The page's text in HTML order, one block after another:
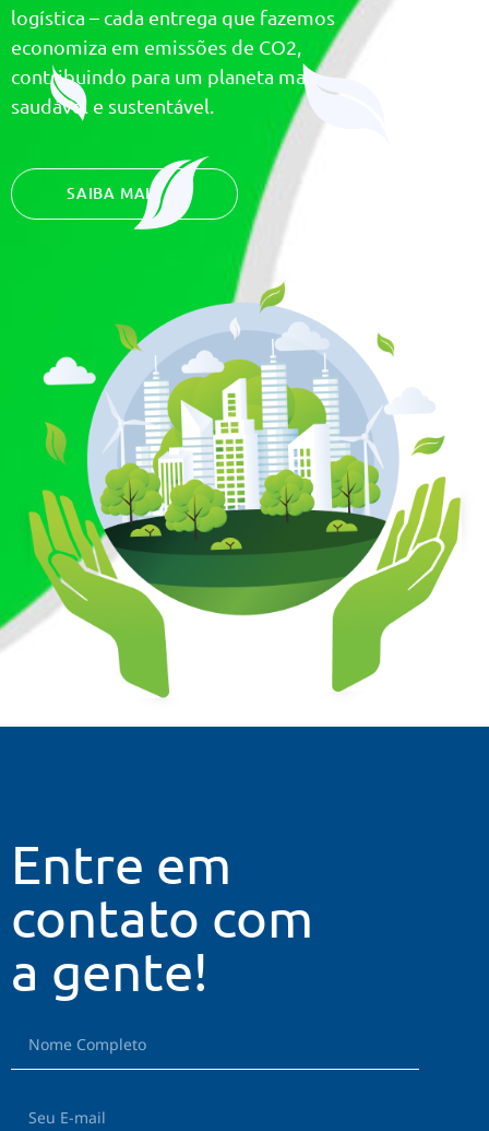
logística – cada entrega que fazemos
economiza em emissões de CO2,
contribuindo para um planeta mais
saudável e sustentável.
SAIBA MAIS
Entre em
contato com
a gente!